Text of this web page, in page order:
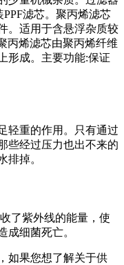
滤芯。聚丙烯滤芯
。适用于含悬浮杂质较
丙烯滤芯由聚丙烯纤维
形成。主要功能:保证
轻重的作用。只有通过
些经过压力也出不来的
排掉。
了紫外线的能量，使
成细菌死亡。
如果您想了解关于供